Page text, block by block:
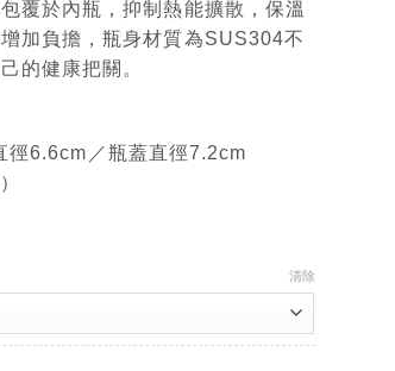
覆於內瓶，抑制熱能擴散，保溫
加負擔，瓶身材質為SUS304不
的健康把關。
徑6.6cm／瓶蓋直徑7.2cm
清除